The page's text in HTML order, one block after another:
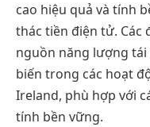
cao hiệu quả và tính
thác tiền điện tử. Các
nguồn năng lượng
biến trong các hoạt
Ireland, phù hợp với
tính bền vững.